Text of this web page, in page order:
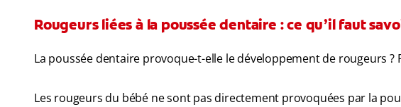
Rougeurs liées à la poussée dentaire : ce qu’il faut
La poussée dentaire provoque-t-elle le développement de rougeurs
Les rougeurs du bébé ne sont pas directement provoquées par la